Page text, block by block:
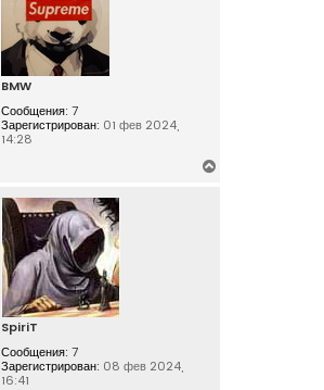
BMW
Сообщения: 7
Зарегистрирован: 01 фев 2024,
14:28
SpiriT
Сообщения: 7
Зарегистрирован: 08 фев 2024,
16:41